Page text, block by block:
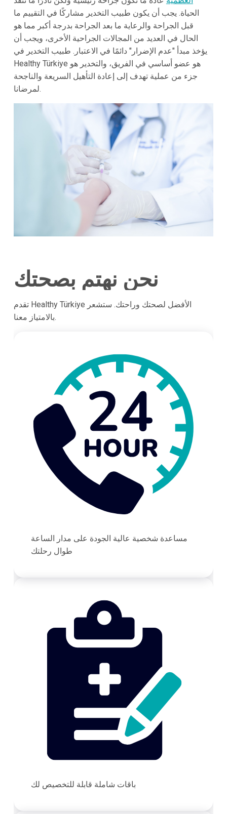
الحياة. يجب أن يكون طبيب التخدير مشاركًا في التقييم ما
قبل الجراحة والرعاية ما بعد الجراحة بدرجة أكبر مما هو
الحال في العديد من المجالات الجراحية الأخرى، ويجب أن
يؤخذ مبدأ "عدم الإضرار" دائمًا في الاعتبار. طبيب التخدير في
Healthy Türkiye هو عضو أساسي في الفريق، والتخدير هو
جزء من عملية تهدف إلى إعادة التأهيل السريعة والناجحة
لمرضانا.
نحن نهتم بصحتك
تقدم Healthy Türkiye الأفضل لصحتك وراحتك. ستشعر
بالامتياز معنا.
مساعدة شخصية عالية الجودة على مدار الساعة
طوال رحلتك
باقات شاملة قابلة للتخصيص لك